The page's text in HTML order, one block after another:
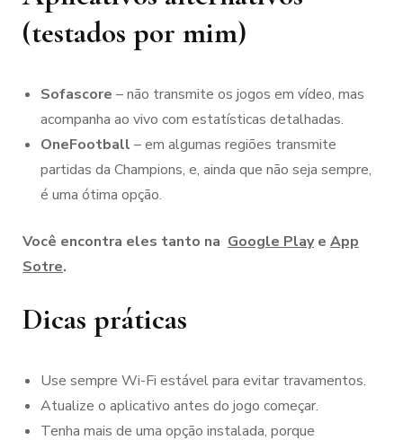
(testados por mim)
Sofascore – não transmite os jogos em vídeo, mas
acompanha ao vivo com estatísticas detalhadas.
OneFootball – em algumas regiões transmite
partidas da Champions, e, ainda que não seja sempre,
é uma ótima opção.
Você encontra eles tanto na Google Playe App
Sotre.
Dicas práticas
Use sempre Wi-Fi estável para evitar travamentos.
Atualize o aplicativo antes do jogo começar.
Tenha mais de uma opção instalada, porque